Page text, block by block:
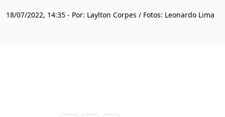
18/07/2022, 14:35 - Por: Laylton Corpes / Fotos: Leonardo Lima